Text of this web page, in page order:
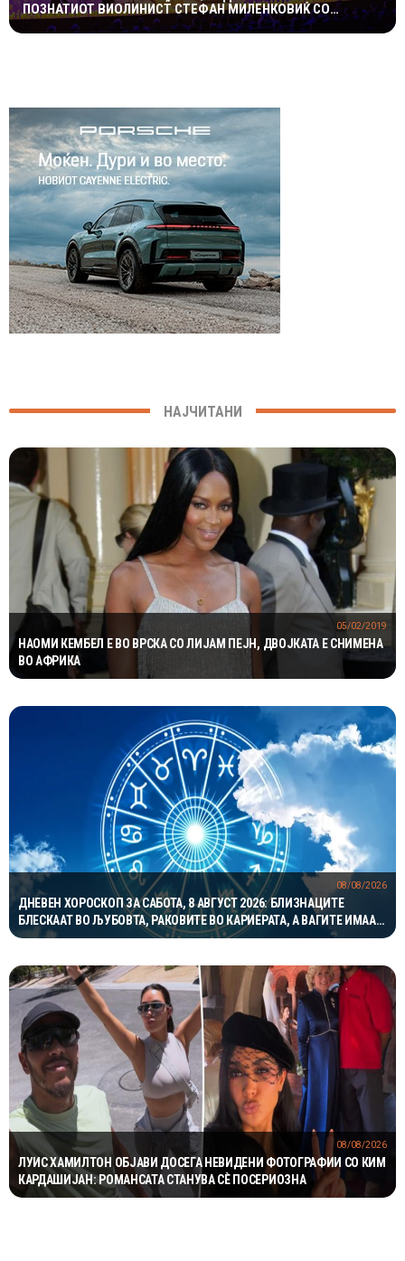
ПОЗНАТИОТ ВИОЛИНИСТ СТЕФАН МИЛЕНКОВИЌ СО
СПЕКТАКУЛАРЕН „CANDLELIGHT“ КОНЦЕРТ НА „ОХРИДСКО
ЛЕТО“
НАЈЧИТАНИ
НАОМИ КЕМБЕЛ Е ВО ВРСКА СО ЛИЈАМ ПЕЈН, ДВОЈКАТА Е СНИМЕНА
ВО АФРИКА
05/02/2019
ДНЕВЕН ХОРОСКОП ЗА САБОТА, 8 АВГУСТ 2026: БЛИЗНАЦИТЕ
БЛЕСКААТ ВО ЉУБОВТА, РАКОВИТЕ ВО КАРИЕРАТА, А ВАГИТЕ ИМААТ
ОДЛИЧЕН ДЕН ЗА ХАРМОНИЈА
08/08/2026
ЛУИС ХАМИЛТОН ОБЈАВИ ДОСЕГА НЕВИДЕНИ ФОТОГРАФИИ СО КИМ
КАРДАШИЈАН: РОМАНСАТА СТАНУВА СÈ ПОСЕРИОЗНА
08/08/2026